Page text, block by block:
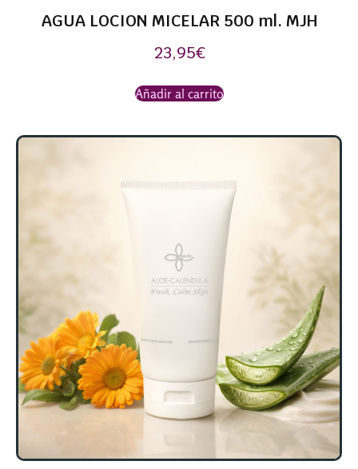
AGUA LOCION MICELAR 500 ml. MJH
23,95€
Añadir al carrito